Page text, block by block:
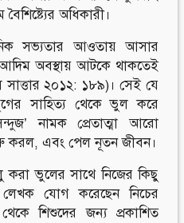
অধিকারী।
সভ্যতার আওতায় আসার
আদিম অবস্থায় আটকে থাকতেই
২০১২: ১৮৯)। সেই যে
সাহিত্য থেকে ভুল করে
নামক প্রেতাত্মা আরো
করল, এবং পেল নূতন জীবন।
করা ভুলের সাথে নিজের কিছু
যোগ করেছেন নিচের
শিশুদের জন্য প্রকাশিত